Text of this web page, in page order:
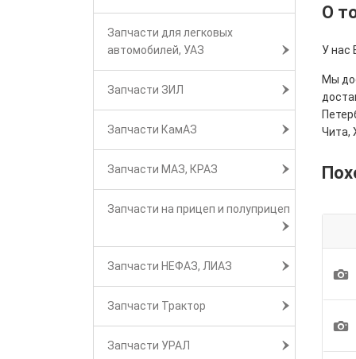
Запчасти для легковых
автомобилей, УАЗ
Запчасти ЗИЛ
Запчасти КамАЗ
Запчасти МАЗ, КРАЗ
Запчасти на прицеп и полуприцеп
Запчасти НЕФАЗ, ЛИАЗ
Запчасти Трактор
Запчасти УРАЛ
О
У нас
Мы
Чита,
1
1